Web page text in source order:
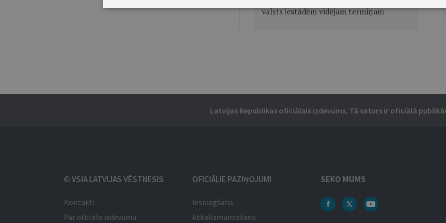
valsts iestādēm vidējam termiņam
Latvijas Republikas oficiālais izdevums. Tā saturs ir oficiālā
© VSIA LATVIJAS VĒSTNESIS
Kontakti
Par oficiālo izdevumu
OFICIĀLIE PAZIŅOJUMI
Iesniegšana
Atkalizmantošana
SEKO MUMS